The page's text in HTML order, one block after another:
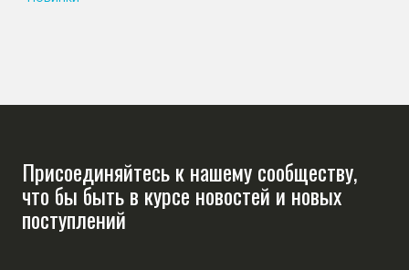
Присоединяйтесь к нашему сообществу,
что бы быть в курсе новостей и новых
поступлений